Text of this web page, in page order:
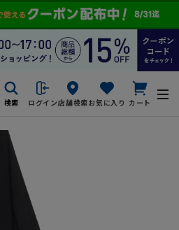
検索 ログイン店舗検索お気に入り カート